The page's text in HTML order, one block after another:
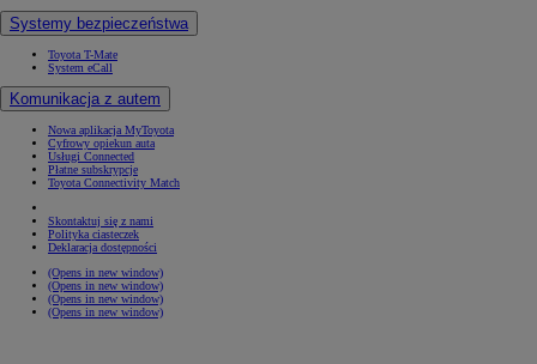
Systemy bezpieczeństwa
Toyota T-Mate
System eCall
Komunikacja z autem
Nowa aplikacja MyToyota
Cyfrowy opiekun auta
Usługi Connected
Płatne subskrypcje
Toyota Connectivity Match
Skontaktuj się z nami
Polityka ciasteczek
Deklaracja dostępności
(Opens in new window)
(Opens in new window)
(Opens in new window)
(Opens in new window)